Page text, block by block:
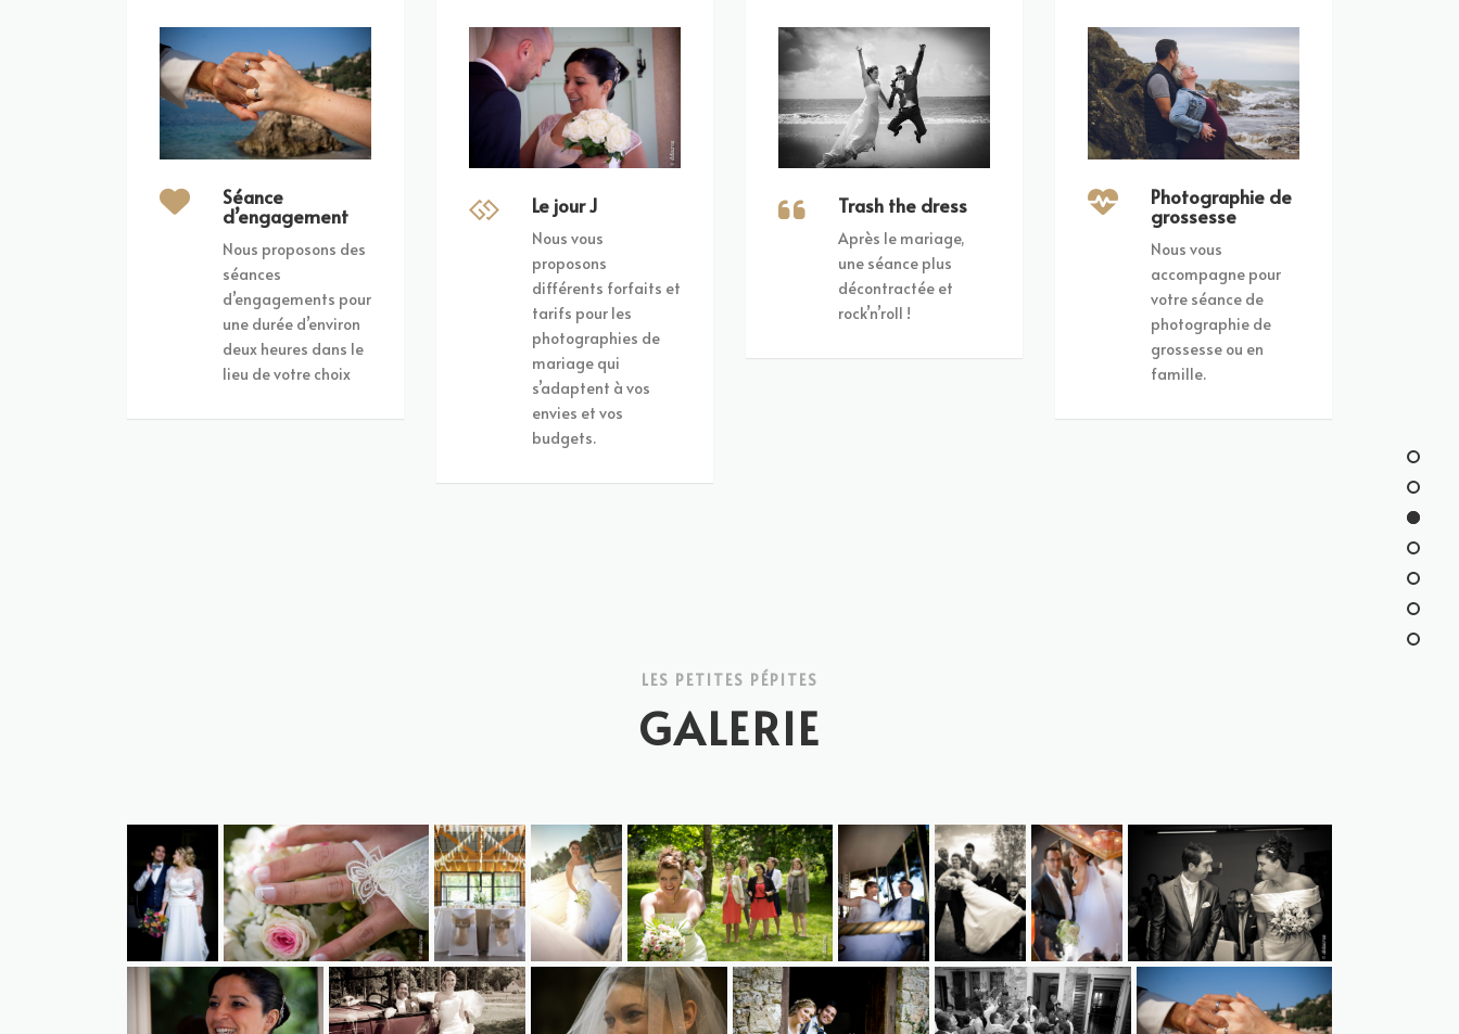
Séance
d’engagement
Nous proposons des
séances
d’engagements pour
une durée d’environ
deux heures dans le
lieu de votre choix
Le jour J
Nous vous
proposons
différents forfaits et
tarifs pour les
photographies de
mariage qui
s’adaptent à vos
envies et vos
budgets.
Trash the dress
Après le mariage,
une séance plus
décontractée et
rock’n’roll !
Photographie de
grossesse
Nous vous
accompagne pour
votre séance de
photographie de
grossesse ou en
famille.
LES PETITES PÉPITES
GALERIE
8894569985569e776ba1fd4fc877361021a0191659b00ec27313a3ce86f539fd4c52468f
julien-
amelie_343
18764449b1b8b925ff28e7bcfaa31b07fe99d99d43ad855ad8c000d10a21d7aa6cd53fae
451870170674c8e3b4b150d5ae39a79d76f102db21d510fd843f3f3581cc33908378ef42
1412789842973b2fd74d61953a0e73a260722cdf8647cf0a5e1deeaed3667d50b1330a3a
49859866277842a9a8176b6680950b619be6507e8372d1a8528d10373b5562f4c96e7413
812605594726e67de771cfeedb7f6720debd1993cde8692d21af06c835b2d2accd756315
290918-90-2